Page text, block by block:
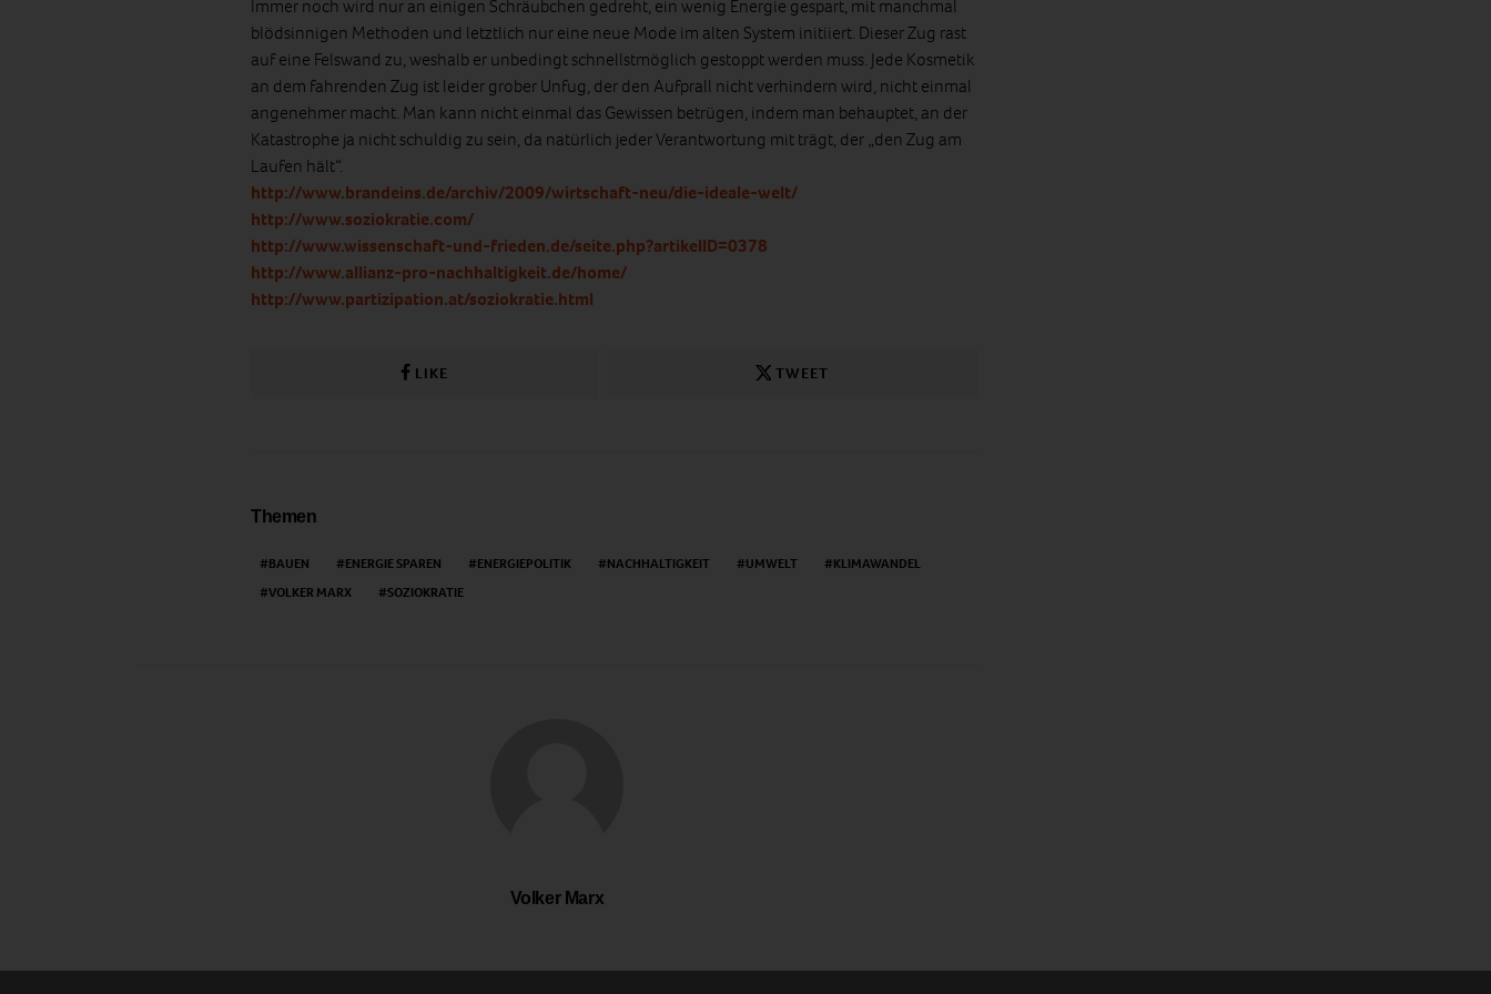
Immer noch wird nur an einigen Schräubchen gedreht, ein wenig Energie gespart, mit manchmal
blödsinnigen Methoden und letztlich nur eine neue Mode im alten System initiiert. Dieser Zug rast
auf eine Felswand zu, weshalb er unbedingt schnellstmöglich gestoppt werden muss. Jede Kosmetik
an dem fahrenden Zug ist leider grober Unfug, der den Aufprall nicht verhindern wird, nicht einmal
angenehmer macht. Man kann nicht einmal das Gewissen betrügen, indem man behauptet, an der
Katastrophe ja nicht schuldig zu sein, da natürlich jeder Verantwortung mit trägt, der „den Zug am
Laufen hält“.
http://www.brandeins.de/archiv/2009/wirtschaft-neu/die-ideale-welt/
http://www.soziokratie.com/
http://www.wissenschaft-und-frieden.de/seite.php?artikelID=0378
http://www.allianz-pro-nachhaltigkeit.de/home/
http://www.partizipation.at/soziokratie.html
LIKE TWEET
Themen
BAUEN ENERGIE SPAREN ENERGIEPOLITIK NACHHALTIGKEIT UMWELT
KLIMAWANDEL
VOLKER MARX
SOZIOKRATIE
Volker Marx